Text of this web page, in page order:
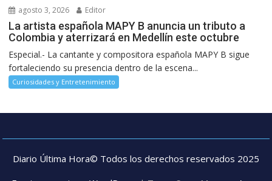
agosto 3, 2026 Editor
La artista española MAPY B anuncia un tributo a
Colombia y aterrizará en Medellín este octubre
Especial.- La cantante y compositora española MAPY B sigue
fortaleciendo su presencia dentro de la escena...
Curiosidades y Entretenimiento
Diario Última Hora© Todos los derechos reservados 2025